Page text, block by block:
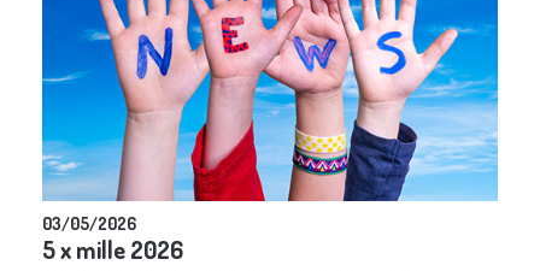
03/05/2026
5 x mille 2026